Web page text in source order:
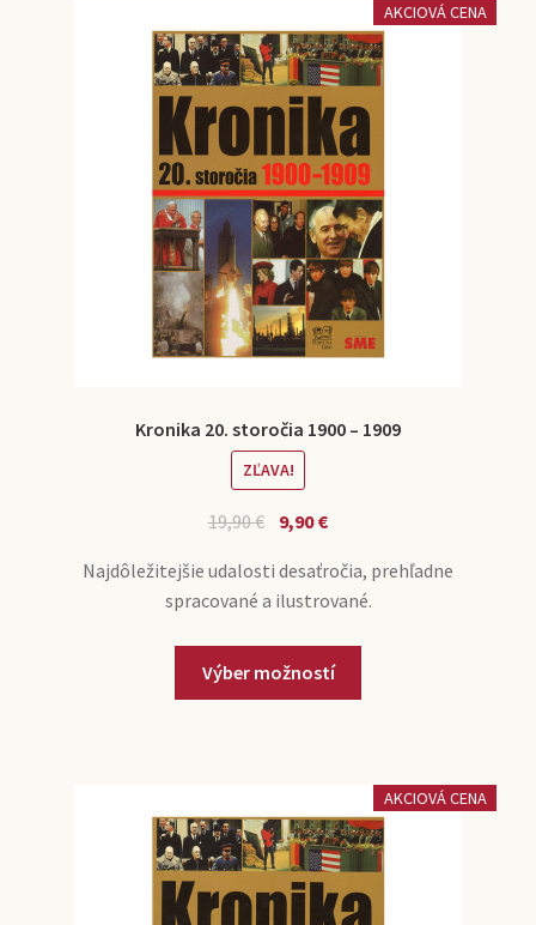
AKCIOVÁ CENA
Kronika 20. storočia 1900 – 1909
ZĽAVA!
19,90€ 9,90€
Najdôležitejšie udalosti desaťročia, prehľadne
spracované a ilustrované.
Výber možností
AKCIOVÁ CENA